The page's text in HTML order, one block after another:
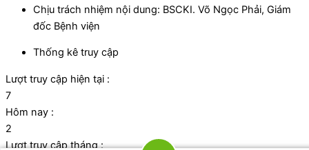
Chịu trách nhiệm nội dung: BSCKI. Võ Ngọc Phải, Giám
đốc Bệnh viện
Thống kê truy cập
Lượt truy cập hiện tại :
7
Hôm nay :
2
Lượt truy cập tháng :